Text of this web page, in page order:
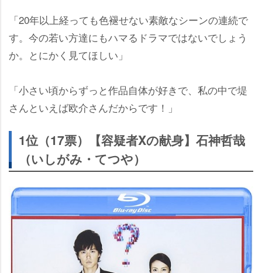
「20年以上経っても色褪せない素敵なシーンの連続で
す。今の若い方達にもハマるドラマではないでしょう
か。とにかく見てほしい」
「小さい頃からずっと作品自体が好きで、私の中で堤
さんといえば欧介さんだからです！」
1位（17票）【容疑者Xの献身】石神哲哉
（いしがみ・てつや）